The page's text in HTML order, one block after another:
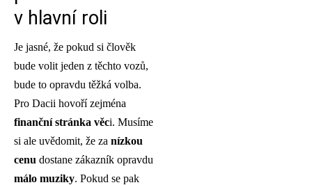
v hlavní roli
Je jasné, že pokud si člověk
bude volit jeden z těchto vozů,
bude to opravdu těžká volba.
Pro Dacii hovoří zejména
finanční stránka věci. Musíme
si ale uvědomit, že za nízkou
cenu dostane zákazník opravdu
málo muziky. Pokud se pak